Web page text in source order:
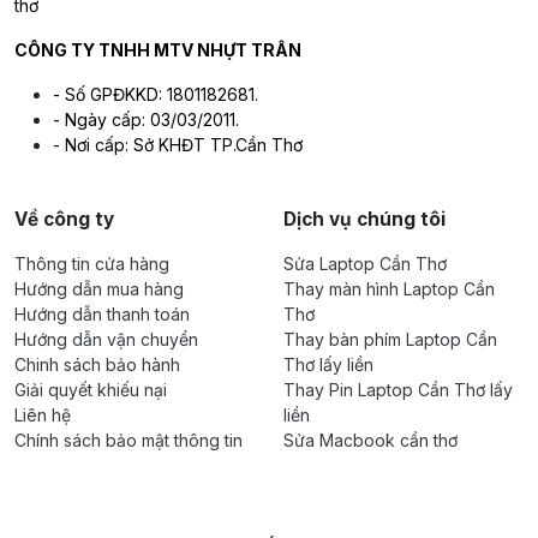
thơ
CÔNG TY TNHH MTV NHỰT TRÂN
- Số GPĐKKD: 1801182681.
- Ngày cấp: 03/03/2011.
- Nơi cấp: Sở KHĐT TP.Cần Thơ
Về công ty
Thông tin cửa hàng
Hướng dẫn mua hàng
Hướng dẫn thanh toán
Hướng dẫn vận chuyển
Chinh sách bảo hành
Giải quyết khiếu nại
Liên hệ
Chính sách bảo mật thông tin
Dịch vụ chúng tôi
Sửa Laptop Cần Thơ
Thay màn hình Laptop Cần
Thơ
Thay bàn phím Laptop Cần
Thơ lấy liền
Thay Pin Laptop Cần Thơ lấy
liền
Sửa Macbook cần thơ